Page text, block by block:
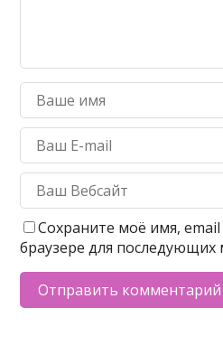
Сохраните моё имя,
браузере для